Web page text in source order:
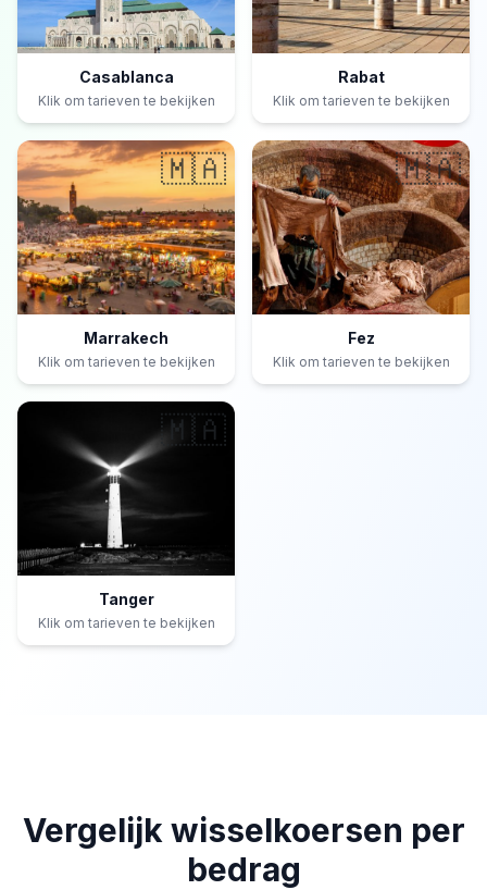
Casablanca
Klik om tarieven te bekijken
Rabat
Klik om tarieven te bekijken
🇲🇦
Marrakech
Klik om tarieven te bekijken
🇲🇦
Fez
Klik om tarieven te bekijken
🇲🇦
Tanger
Klik om tarieven te bekijken
Vergelijk wisselkoersen per
bedrag